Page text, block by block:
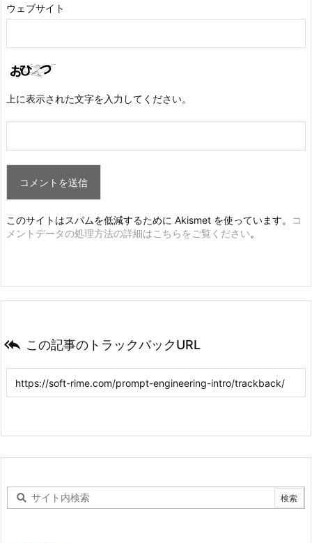
ウェブサイト
上に表示された文字を入力してください。
このサイトはスパムを低減するために Akismet を使っています。
コ
メントデータの処理方法の詳細はこちらをご覧ください。
 この記事のトラックバックURL